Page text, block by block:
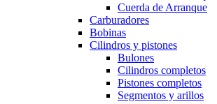
Cuerda de Arranque
Carburadores
Bobinas
Cilindros y pistones
Bulones
Cilindros completos
Pistones completos
Segmentos y arillos